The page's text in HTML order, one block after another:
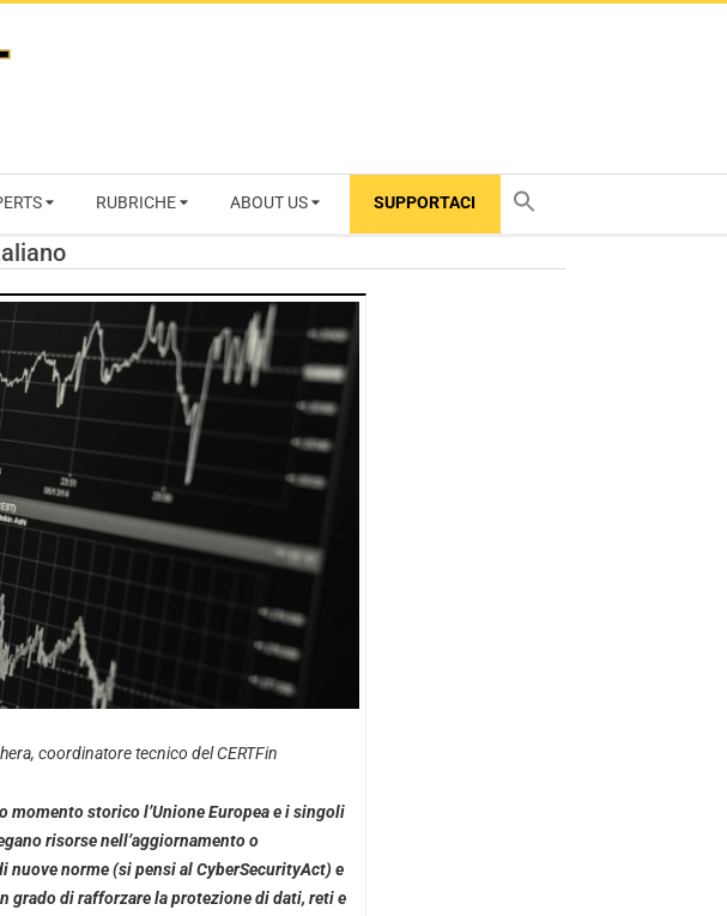
RUBRICHE ABOUT US SUPPORTACI
coordinatore tecnico del CERTFin
momento storico l’Unione Europea e i singoli
risorse nell’aggiornamento o
nuove norme (si pensi al CyberSecurityAct) e
grado di rafforzare la protezione di dati, reti e